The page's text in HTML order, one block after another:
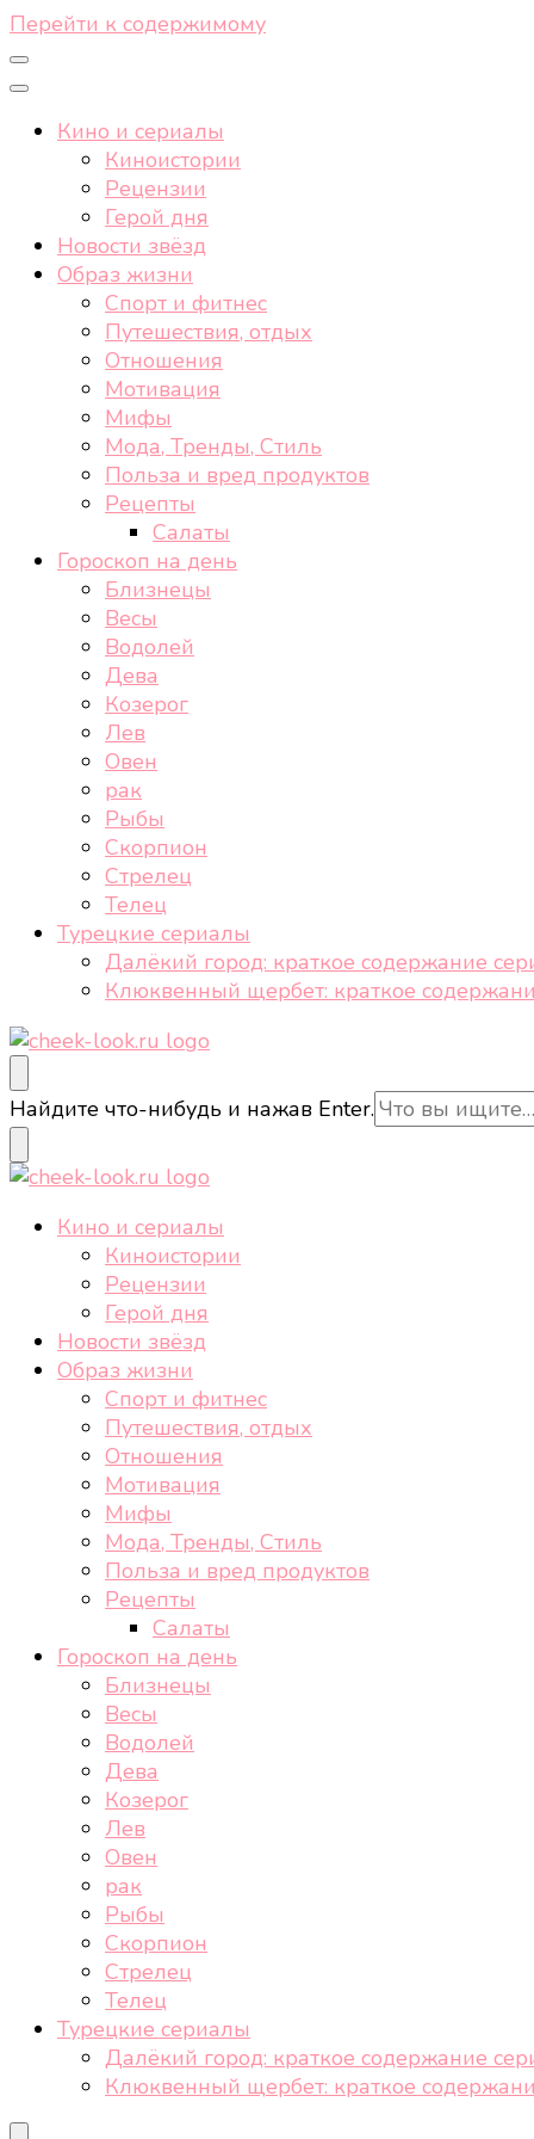
Перейти к содержимому
Кино и сериалы
Киноистории
Рецензии
Герой дня
Новости звёзд
Образ жизни
Спорт и фитнес
Путешествия, отдых
Отношения
Мотивация
Мифы
Мода, Тренды, Стиль
Польза и вред продуктов
Рецепты
Салаты
Гороскоп на день
Близнецы
Весы
Водолей
Дева
Козерог
Лев
Овен
рак
Рыбы
Скорпион
Стрелец
Телец
Турецкие сериалы
Далёкий город: краткое содержание
Клюквенный щербет: краткое
cheek-look.ru
Женский сайт о звездах и кино, а также трендах,
Ищите
что-
то?
Найдите что-нибудь и нажав Enter.
cheek-look.ru
Женский сайт о звездах и кино, а также трендах,
Кино и сериалы
Киноистории
Рецензии
Герой дня
Новости звёзд
Образ жизни
Спорт и фитнес
Путешествия, отдых
Отношения
Мотивация
Мифы
Мода, Тренды, Стиль
Польза и вред продуктов
Рецепты
Салаты
Гороскоп на день
Близнецы
Весы
Водолей
Дева
Козерог
Лев
Овен
рак
Рыбы
Скорпион
Стрелец
Телец
Турецкие сериалы
Далёкий город: краткое содержание
Клюквенный щербет: краткое